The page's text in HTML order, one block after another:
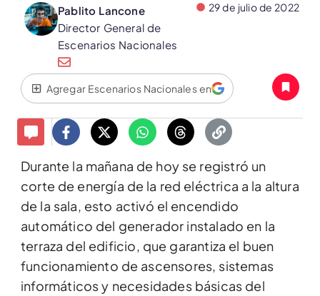
Pablito Lancone
Director General de
Escenarios Nacionales
29 de julio de 2022
Agregar Escenarios Nacionales en
Durante la mañana de hoy se registró un
corte de energía de la red eléctrica a la altura
de la sala, esto activó el encendido
automático del generador instalado en la
terraza del edificio, que garantiza el buen
funcionamiento de ascensores, sistemas
informáticos y necesidades básicas del